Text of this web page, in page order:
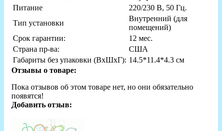
Питание
220/230 В, 50 Гц.
Тип установки
Внутренний (для
помещений)
Срок гарантии:
12 мес.
Страна пр-ва:
США
Габариты без упаковки (ВxШxГ): 14.5*11.4*4.3 см
Отзывы о товаре:
Пока отзывов об этом товаре нет, но они обязательно
появятся!
Добавить отзыв: